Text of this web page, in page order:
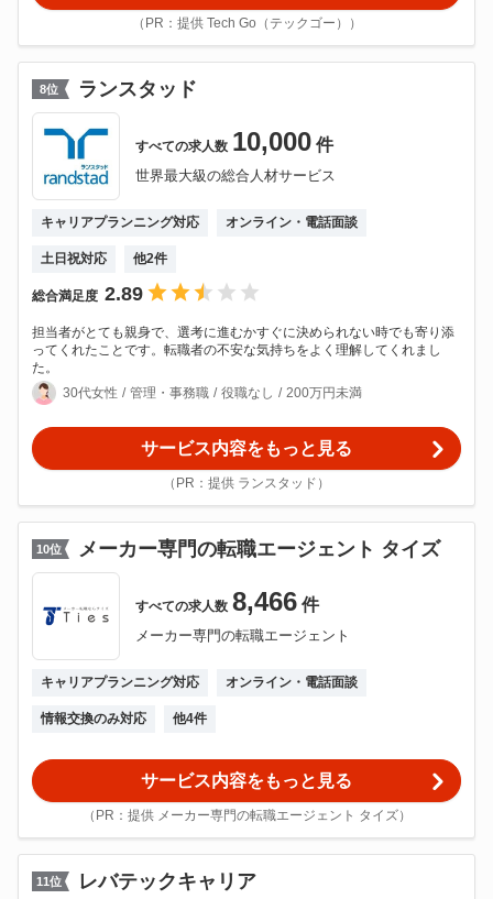
（PR：提供 Tech Go（テックゴー））
8位 ランスタッド
すべての求人数 10,000 件
世界最大級の総合人材サービス
キャリアプランニング対応 オンライン・電話面談
土日祝対応 他2件
総合満足度 2.89
担当者がとても親身で、選考に進むかすぐに決められない時でも寄り添
ってくれたことです。転職者の不安な気持ちをよく理解してくれまし
た。
30代女性
管理・事務職 役職なし 200万円未満
サービス内容をもっと見る
（PR：提供 ランスタッド）
10位 メーカー専門の転職エージェント タイズ
すべての求人数 8,466 件
メーカー専門の転職エージェント
キャリアプランニング対応 オンライン・電話面談
情報交換のみ対応 他4件
サービス内容をもっと見る
（PR：提供 メーカー専門の転職エージェント タイズ）
11 位 レバテックキャリア